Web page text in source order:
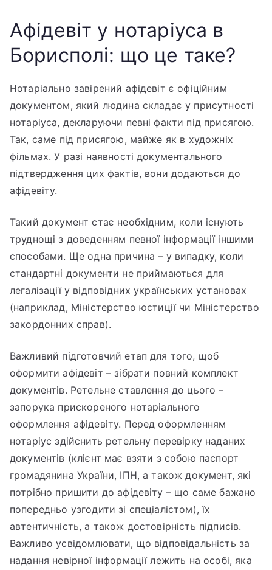
Афідевіт у нотаріуса в
Борисполі: що це таке?
Нотаріально завірений афідевіт є офіційним
документом, який людина складає у присутності
нотаріуса, декларуючи певні факти під присягою.
Так, саме під присягою, майже як в художніх
фільмах. У разі наявності документального
підтвердження цих фактів, вони додаються до
афідевіту.
Такий документ стає необхідним, коли існують
труднощі з доведенням певної інформації іншими
способами. Ще одна причина – у випадку, коли
стандартні документи не приймаються для
легалізації у відповідних українських установах
(наприклад, Міністерство юстиції чи Міністерство
закордонних справ).
Важливий підготовчий етап для того, щоб
оформити афідевіт – зібрати повний комплект
документів. Ретельне ставлення до цього –
запорука прискореного нотаріального
оформлення афідевіту. Перед оформленням
нотаріус здійснить ретельну перевірку наданих
документів (клієнт має взяти з собою паспорт
громадянина України, ІПН, а також документ, які
потрібно пришити до афідевіту – що саме бажано
попередньо узгодити зі спеціалістом), їх
автентичність, а також достовірність підписів.
Важливо усвідомлювати, що відповідальність за
надання невірної інформації лежить на особі, яка